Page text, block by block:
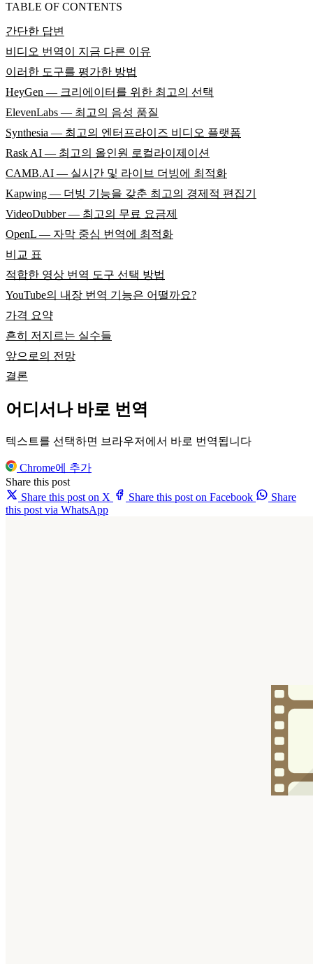
TABLE OF CONTENTS
간단한 답변
비디오 번역이 지금 다른 이유
이러한 도구를 평가한 방법
HeyGen — 크리에이터를 위한 최고의 선택
ElevenLabs — 최고의 음성 품질
Synthesia — 최고의 엔터프라이즈 비디오 플랫폼
Rask AI — 최고의 올인원 로컬라이제이션
CAMB.AI — 실시간 및 라이브 더빙에 최적화
Kapwing — 더빙 기능을 갖춘 최고의 경제적 편집기
VideoDubber — 최고의 무료 요금제
OpenL — 자막 중심 번역에 최적화
비교 표
적합한 영상 번역 도구 선택 방법
YouTube의 내장 번역 기능은 어떨까요?
가격 요약
흔히 저지르는 실수들
앞으로의 전망
결론
어디서나 바로 번역
텍스트를 선택하면 브라우저에서 바로 번역됩니다
Chrome에 추가
Share this post
Share this post on X
Share this post on Facebook
Share
this post via WhatsApp